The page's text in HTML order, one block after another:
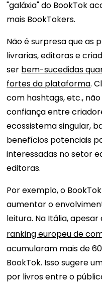
"galáxia" do BookTok
mais BookTokers.
Não é surpresa que as
livrarias, editoras e
ser bem-sucedidas
fortes da plataforma.
com hashtags, etc.,
confiança entre
ecossistema singular,
benefícios potenciais
interessadas no setor
editoras.
Por exemplo, o
aumentar o
leitura. Na Itália,
ranking europeu de
acumularam mais de
BookTok. Isso sugere
por livros entre o